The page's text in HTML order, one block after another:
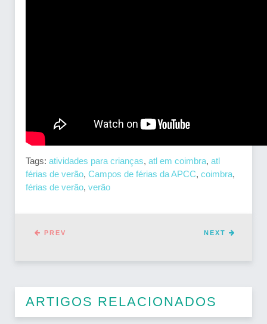
Tags: atividades para crianças, atl em coimbra, atl
férias de verão, Campos de férias da APCC, coimbra,
férias de verão, verão
NEXT
PREV
ARTIGOS RELACIONADOS